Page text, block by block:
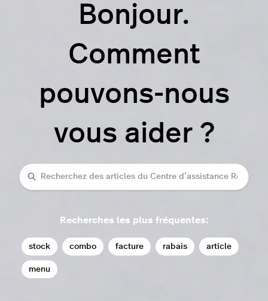
Bonjour.
Comment
pouvons-nous
vous aider ?
Recherche
Recherches les plus fréquentes:
stock combo facture rabais article
menu